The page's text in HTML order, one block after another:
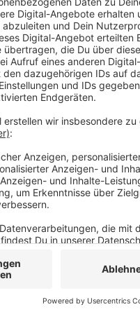
Veröffentlicht:Dienstag,
Anzeige